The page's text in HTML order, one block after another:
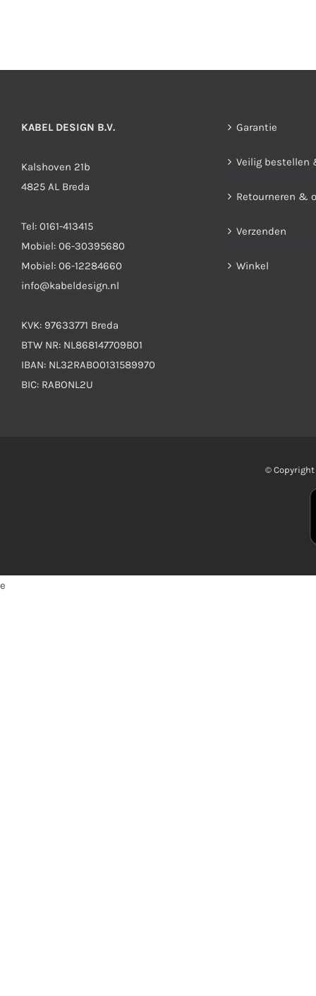
KABEL DESIGN B.V.
Kalshoven 21b
4825 AL Breda
Tel: 0161-413415
Mobiel: 06-30395680
Mobiel: 06-12284660
info@kabeldesign.nl
KVK: 97633771 Breda
BTW NR: NL868147709B01
IBAN: NL32RABO0131589970
BIC: RABONL2U
Garantie
Veilig bestellen
Retourneren &
Verzenden
Winkel
© Copyright
e